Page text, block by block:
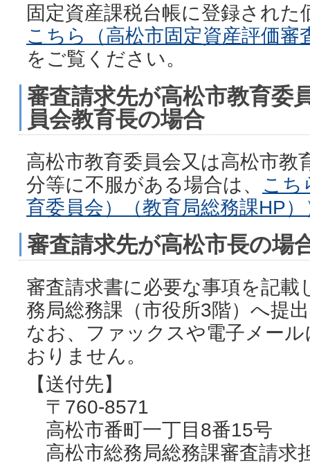
固定資産課税台帳に登録され
こちら（高松市固定資産評価審
をご覧ください。
審査請求先が高松市教育委
員会教育長の場合
高松市教育委員会又は高松市教
分等に不服がある場合は、 こち
育委員会）（教育局総務課HP）
審査請求先が高松市長の場
審査請求書に必要な事項を記
務局総務課（市役所3階）へ提
なお、ファックスや電子メー
おりません。
【送付先】
〒760-8571
高松市番町一丁目8番15号
高松市総務局総務課審査請求